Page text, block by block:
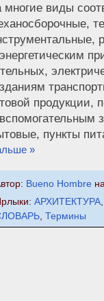
многие виды
продукции,
пункты
»
Bueno Hombre
АРХИТЕКТУРА
, Термины